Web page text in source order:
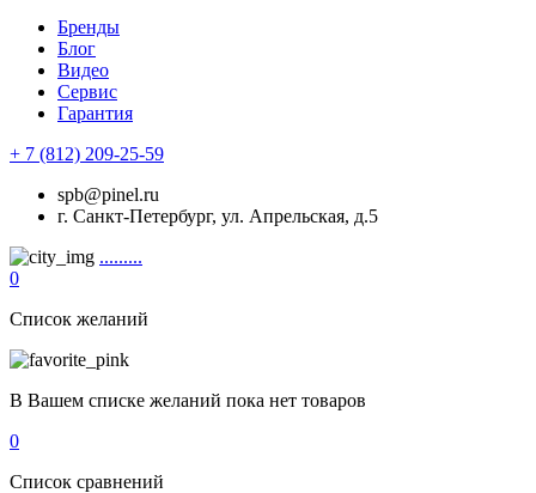
Бренды
Блог
Видео
Сервис
Гарантия
+ 7 (812) 209-25-59
spb@pinel.ru
г. Санкт-Петербург, ул. Апрельская, д.5
.........
0
Список желаний
В Вашем списке желаний пока нет товаров
0
Список сравнений